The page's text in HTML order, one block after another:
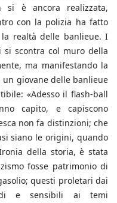
si è ancora realizzata,
con la polizia ha fatto
realtà delle banlieue. I
scontra col muro della
ma manifestando la
giovane delle banlieue
«Adesso il flash-ball
capito, e capiscono
non fa distinzioni; che
siano le origini, quando
della storia, è stata
fosse patrimonio di
questi proletari dai
e sensibili ai temi